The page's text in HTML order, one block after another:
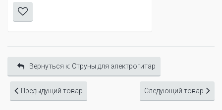
Вернуться к: Cтруны для электрогитар
Предыдущий товар Следующий товар